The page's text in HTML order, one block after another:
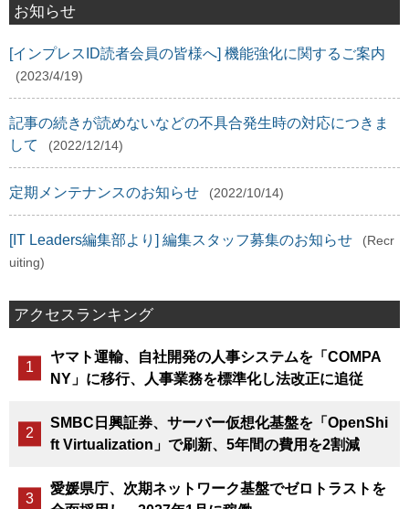
お知らせ
[インプレスID読者会員の皆様へ] 機能強化に関するご案内
(2023/4/19)
記事の続きが読めないなどの不具合発生時の対応につきま
して
(2022/12/14)
定期メンテナンスのお知らせ (2022/10/14)
[IT Leaders編集部より] 編集スタッフ募集のお知らせ
(Recr
uiting)
アクセスランキング
ヤマト運輸、自社開発の人事システムを「COMPA
NY」に移行、人事業務を標準化し法改正に追従
SMBC日興証券、サーバー仮想化基盤を「OpenShi
ft Virtualization」で刷新、5年間の費用を2割減
愛媛県庁、次期ネットワーク基盤でゼロトラストを